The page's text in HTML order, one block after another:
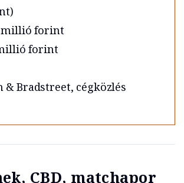
millió forint
forint
& Bradstreet, cégközlés
CBD, matchapor